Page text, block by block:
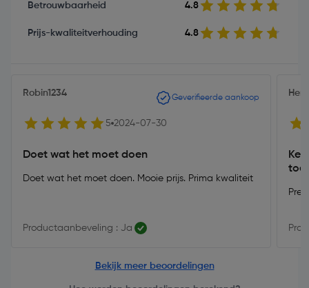
Betrouwbaarheid 4.8
Prijs-kwaliteitverhouding 4.8
Robin1234 Geverifieerde aankoop
5 2024-07-30
Doet wat het moet doen
Doet wat het moet doen. Mooie prijs. Prima kwaliteit
Productaanbeveling : Ja
Bekijk meer beoordelingen